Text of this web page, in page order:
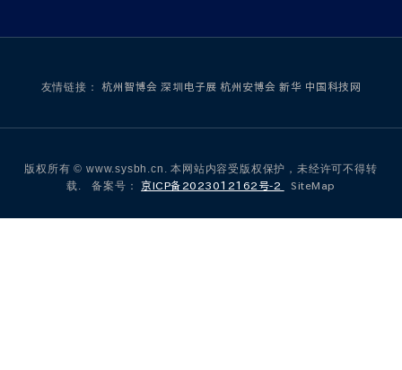
友情链接：杭州智博会 深圳电子展杭州安博会新华 中国科技网
版权所有 © www.sysbh.cn. 本网站内容受版权保护，未经许可不得转
载. 备案号：京ICP备2023012162号-2 SiteMap